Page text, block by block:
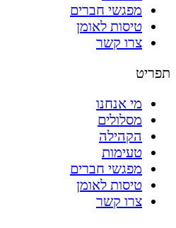
מפגשי חברים
טיסות לאומן
צרו קשר
תפריט
מי אנחנו
מסלולים
הקהילה
טעימות
מפגשי חברים
טיסות לאומן
צרו קשר